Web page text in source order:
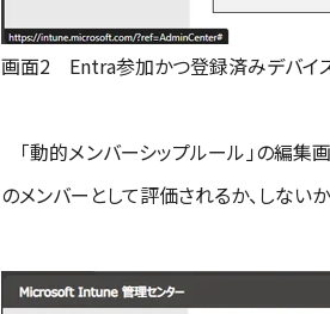
画面2 Entra参加かつ登録済みデバイ
「動的メンバーシップルール」の編集
のメンバーとして評価されるか、しない